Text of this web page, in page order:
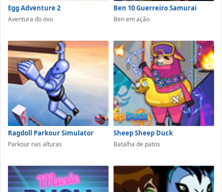
Egg Adventure 2
Aventura do ovo
Ben 10 Guerreiro Samurai
Ben em ação
Ragdoll Parkour Simulator
Parkour nas alturas
Sheep Sheep Duck
Batalha de patos